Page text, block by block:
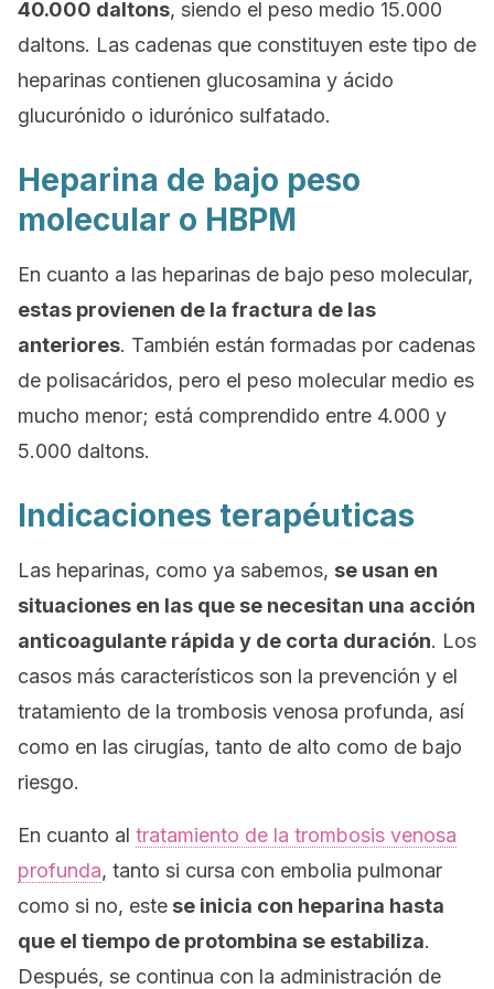
40.000 daltons, siendo el peso medio 15.000
daltons. Las cadenas que constituyen este tipo de
heparinas contienen glucosamina y ácido
glucurónido o idurónico sulfatado.
Heparina de bajo peso
molecular o HBPM
En cuanto a las heparinas de bajo peso molecular,
estas provienen de la fractura de las
anteriores. También están formadas por cadenas
de polisacáridos, pero el peso molecular medio es
mucho menor; está comprendido entre 4.000 y
5.000 daltons.
Indicaciones terapéuticas
Las heparinas, como ya sabemos, se usan en
situaciones en las que se necesitan una acción
anticoagulante rápida y de corta duración. Los
casos más característicos son la prevención y el
tratamiento de la trombosis venosa profunda, así
como en las cirugías, tanto de alto como de bajo
riesgo.
En cuanto al tratamiento de la trombosis venosa
profunda, tanto si cursa con embolia pulmonar
como si no, este se inicia con heparina hasta
que el tiempo de protombina se estabiliza.
Después, se continua con la administración de